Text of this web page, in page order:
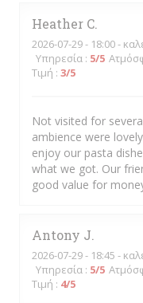
Heather C
2026-07-29- 18:00 -
Υπηρεσία : 5/5
Τιμή : 3/5
Not visited for
ambience were
enjoy our pasta
what we got. Our
good value for
Antony J
2026-07-29- 18:45 -
Υπηρεσία : 5/5
Τιμή : 4/5